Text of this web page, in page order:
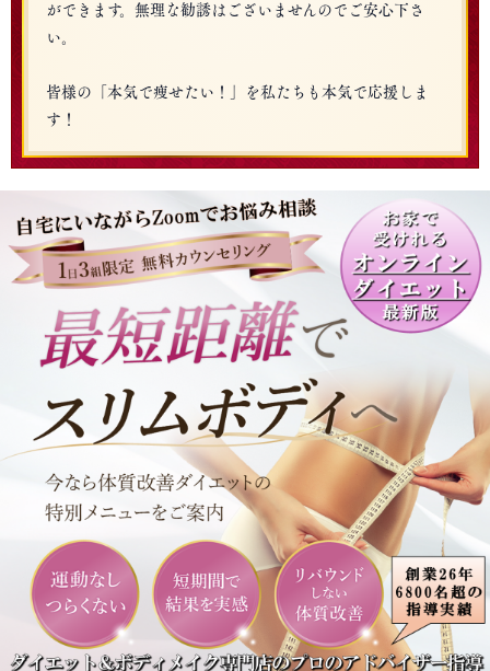
ができます。無理な勧誘はございませんのでご安心下さ
い。
皆様の「本気で痩せたい！」を私たちも本気で応援しま
す！